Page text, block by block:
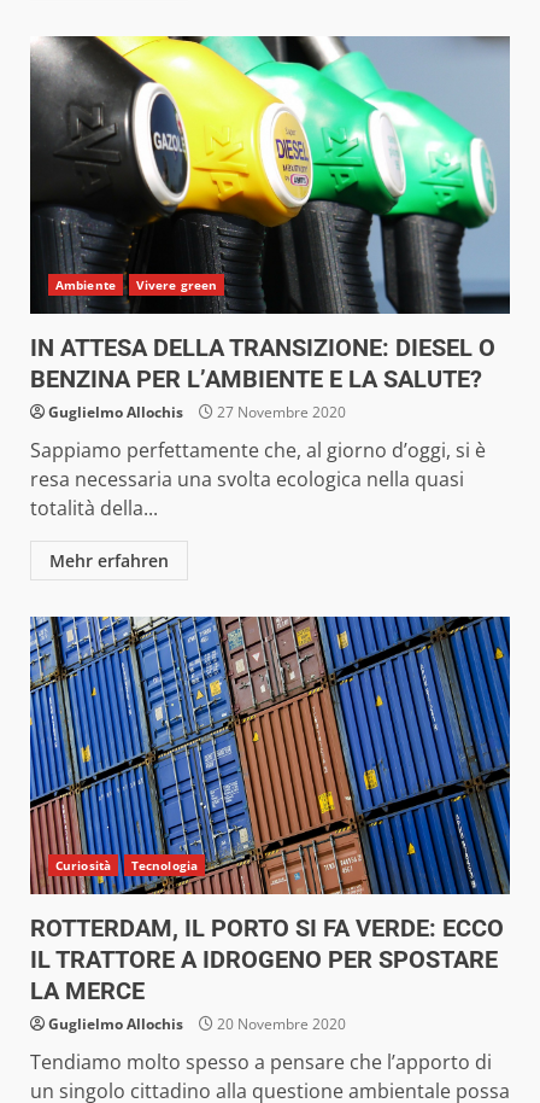
Ambiente Vivere green
IN ATTESA DELLA TRANSIZIONE: DIESEL O
BENZINA PER L’AMBIENTE E LA SALUTE?
Guglielmo Allochis 27 Novembre 2020
Sappiamo perfettamente che, al giorno d’oggi, si è
resa necessaria una svolta ecologica nella quasi
totalità della...
Mehr erfahren
Curiosità Tecnologia
ROTTERDAM, IL PORTO SI FA VERDE: ECCO
IL TRATTORE A IDROGENO PER SPOSTARE
LA MERCE
Guglielmo Allochis 20 Novembre 2020
Tendiamo molto spesso a pensare che l’apporto di
un singolo cittadino alla questione ambientale possa